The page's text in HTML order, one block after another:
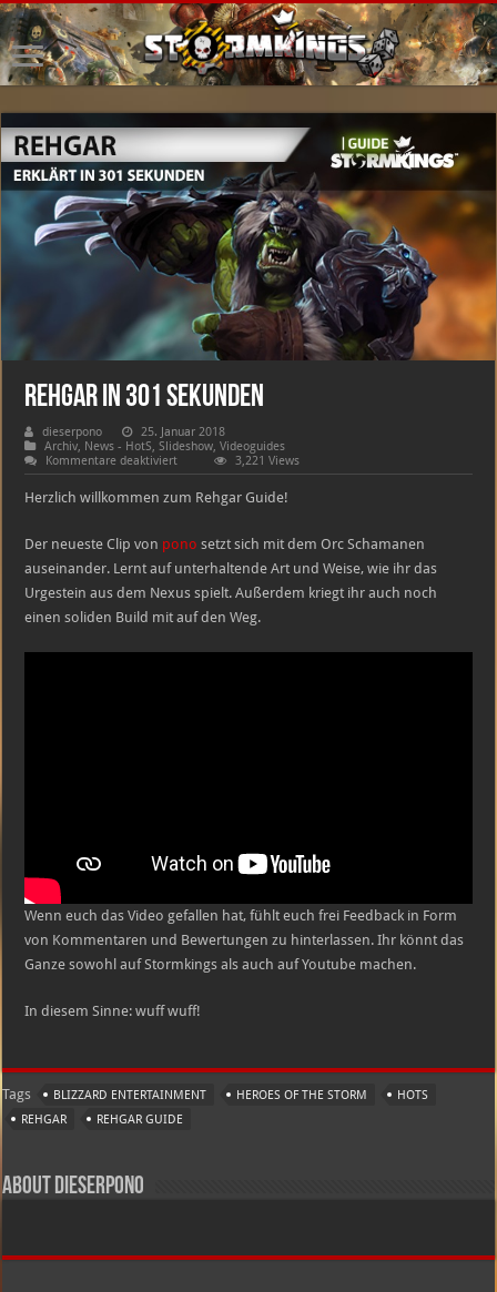
Rehgar in 301 Sekunden
dieserpono
25. Januar 2018
Archiv, News - HotS,Slideshow,Videoguides
Kommentare deaktiviertfür
Rehgar
301
3,221 Views
Herzlich willkommen zum Rehgar Guide!
Der neueste Clip von pono setzt sich mit dem Orc Schamanen
auseinander. Lernt auf unterhaltende Art und Weise, wie ihr das
Urgestein aus dem Nexus spielt. Außerdem kriegt ihr auch noch
einen soliden Build mit auf den Weg.
Wenn euch das Video gefallen hat, fühlt euch frei Feedback in Form
von Kommentaren und Bewertungen zu hinterlassen. Ihr könnt das
Ganze sowohl auf Stormkings als auch auf Youtube machen.
In diesem Sinne: wuff wuff!
Tags BLIZZARD ENTERTAINMENT HEROES OF THE STORM
HOTS
REHGAR
REHGAR GUIDE
About dieserpono